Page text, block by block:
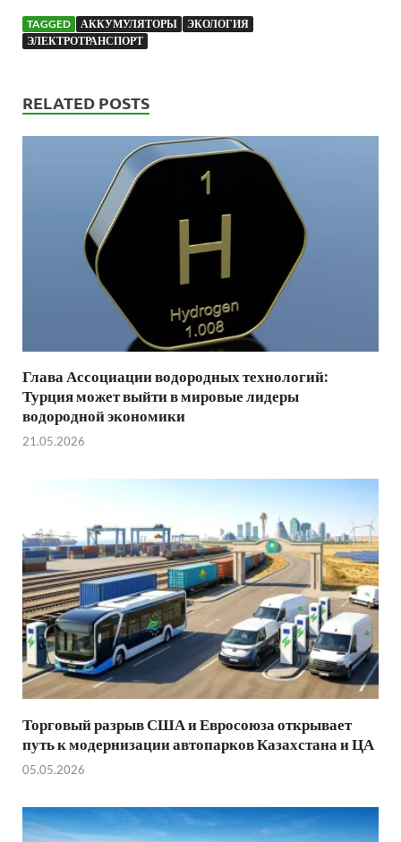
TAGGED АККУМУЛЯТОРЫ
ЭКОЛОГИЯ
ЭЛЕКТРОТРАНСПОРТ
RELATED POSTS
Глава Ассоциации водородных технологий:
Турция может выйти в мировые лидеры
водородной экономики
21.05.2026
Торговый разрыв США и Евросоюза открывает
путь к модернизации автопарков Казахстана и ЦА
05.05.2026